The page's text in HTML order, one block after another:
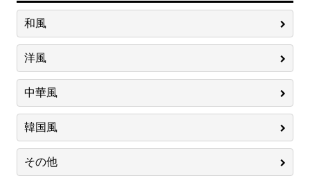
和風
洋風
中華風
韓国風
その他